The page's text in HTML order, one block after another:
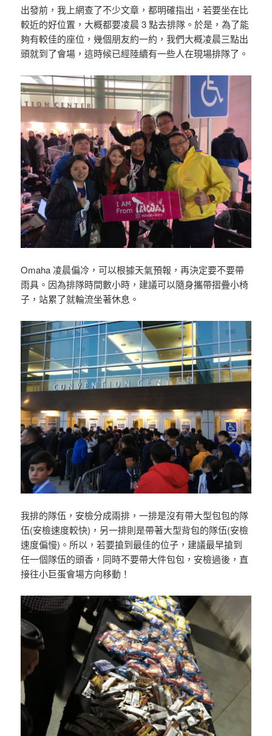
出發前，我上網查了不少文章，都明確指出，若要坐在比
較近的好位置，大概都要凌晨 3 點去排隊。於是，為了能
夠有較佳的座位，幾個朋友約一約，我們大概凌晨三點出
頭就到了會場，這時候已經陸續有一些人在現場排隊了。
Omaha 凌晨偏冷，可以根據天氣預報，再決定要不要帶
雨具。因為排隊時間數小時，建議可以隨身攜帶摺疊小椅
子，站累了就輪流坐著休息。
我排的隊伍，安檢分成兩排，一排是沒有帶大型包包的隊
伍(安檢速度較快)，另一排則是帶著大型背包的隊伍(安檢
速度偏慢)。所以，若要搶到最佳的位子，建議最早搶到
任一個隊伍的頭香，同時不要帶大件包包，安檢過後，直
接往小巨蛋會場方向移動！